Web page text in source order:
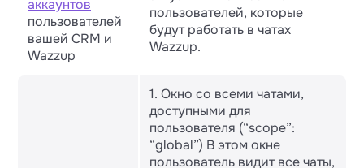
аккаунтов
пользователей
вашей CRM и
Wazzup
пользователей, которые
будут работать в чатах
Wazzup.
1. Окно со всеми чатами,
доступными для
пользователя (“scope”:
“global”) В этом окне
пользователь видит все чаты,